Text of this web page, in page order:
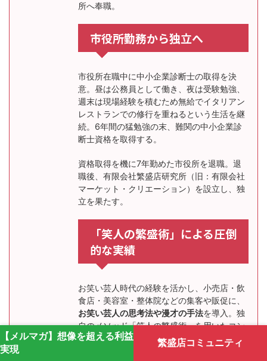
所へ奉職。
市役所勤務から独立へ
市役所在職中に中小企業診断士の取得を決
意。昼は公務員として働き、夜は受験勉強、
週末は現場経験を積むため無給でイタリアン
レストランでの修行を重ねるという生活を継
続。6年間の猛勉強の末、難関の中小企業診
断士資格を取得する。
資格取得を機に7年勤めた市役所を退職。退
職後、有限会社繁盛店研究所（旧：有限会社
マーケット・クリエーション）を設立し、独
立を果たす。
「笑人の繁盛術」による圧倒
的な実績
お笑い芸人時代の経験を活かし、小売店・飲
食店・美容室・整体院などの集客や販促に、
お笑い芸人の思考法や漫才の手法を導入。独
自のメソッド「笑人の繁盛術」を用いたコン
サルティングにより、クライアントの業績を
【メルマガ】想像を超える利益
実現
繁盛店コミュニティ